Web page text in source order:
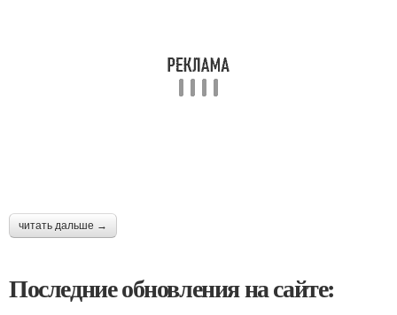
читать дальше →
Последние обновления на сайте: